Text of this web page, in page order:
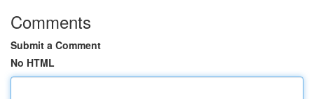
Comments
Submit a Comment
No HTML